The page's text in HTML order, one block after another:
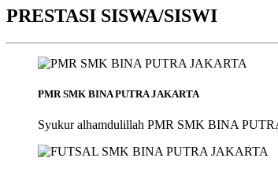
PRESTASI SISWA/SISWI
PMR SMK BINA PUTRA JAKARTA
Syukur alhamdulillah PMR SMK BINA